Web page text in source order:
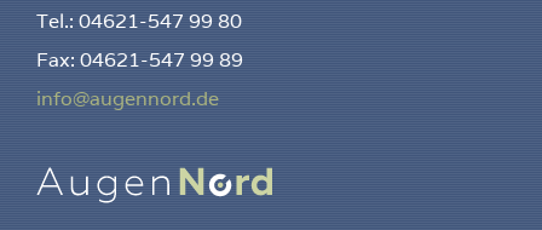
Tel.: 04621-547 99 80
Fax: 04621-547 99 89
info@augennord.de